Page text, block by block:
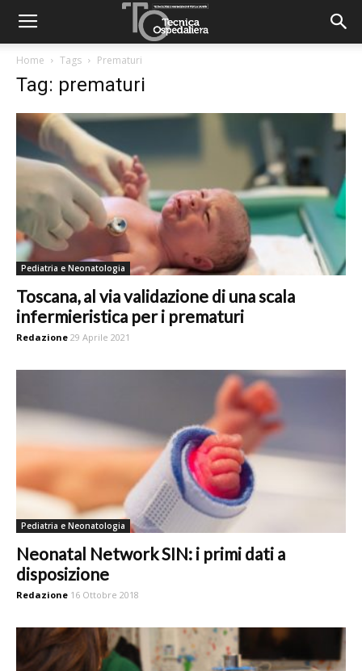
Home Tags Prematuri
Tag: prematuri
Pediatria e Neonatologia
Toscana, al via validazione di una scala
infermieristica per i prematuri
Redazione 29 Aprile 2021
Pediatria e Neonatologia
Neonatal Network SIN: i primi dati a
disposizione
Redazione 16 Ottobre 2018